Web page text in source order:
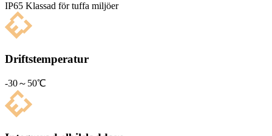
IP65 Klas­sad för tuffa miljöer
Driftstemperatur
-30～50℃